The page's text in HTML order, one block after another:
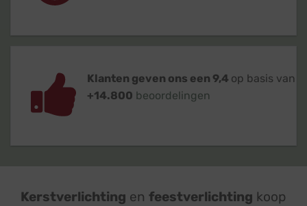
Klanten geven ons een 9,4 op basis van
+14.800 beoordelingen
Kerstverlichting en feestverlichting koop